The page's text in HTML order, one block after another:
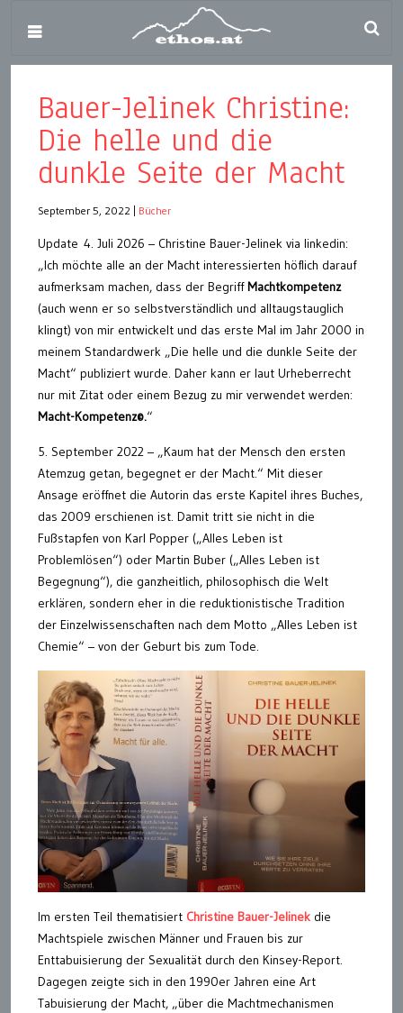
Bauer-Jelinek Christine:
Die helle und die
dunkle Seite der Macht
September 5, 2022 Bücher
Update 4. Juli 2026 – Christine Bauer-Jelinek via linkedin:
„Ich möchte alle an der Macht interessierten höflich darauf
aufmerksam machen, dass der BegriffMachtkompetenz
(auch wenn er so selbstverständlich und alltaugstauglich
klingt) von mir entwickelt und das erste Mal im Jahr 2000 in
meinem Standardwerk „Die helle und die dunkle Seite der
Macht“ publiziert wurde. Daher kann er laut Urheberrecht
nur mit Zitat oder einem Bezug zu mir verwendet werden:
Macht-Kompetenz©.“
5. September 2022 – „Kaum hat der Mensch den ersten
Atemzug getan, begegnet er der Macht.“ Mit dieser
Ansage eröffnet die Autorin das erste Kapitel ihres Buches,
das 2009 erschienen ist. Damit tritt sie nicht in die
Fußstapfen von Karl Popper („Alles Leben ist
Problemlösen“) oder Martin Buber („Alles Leben ist
Begegnung“), die ganzheitlich, philosophisch die Welt
erklären, sondern eher in die reduktionistische Tradition
der Einzelwissenschaften nach dem Motto „Alles Leben ist
Chemie“ – von der Geburt bis zum Tode.
Im ersten Teil thematisiert Christine Bauer-Jelinek die
Machtspiele zwischen Männer und Frauen bis zur
Enttabuisierung der Sexualität durch den Kinsey-Report.
Dagegen zeigte sich in den 1990er Jahren eine Art
Tabuisierung der Macht, „über die Machtmechanismen